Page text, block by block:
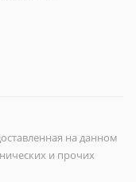
на данном
и прочих